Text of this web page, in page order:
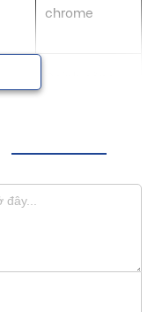
chrome
nét thanh thoát giúp
tiện nghi và sang